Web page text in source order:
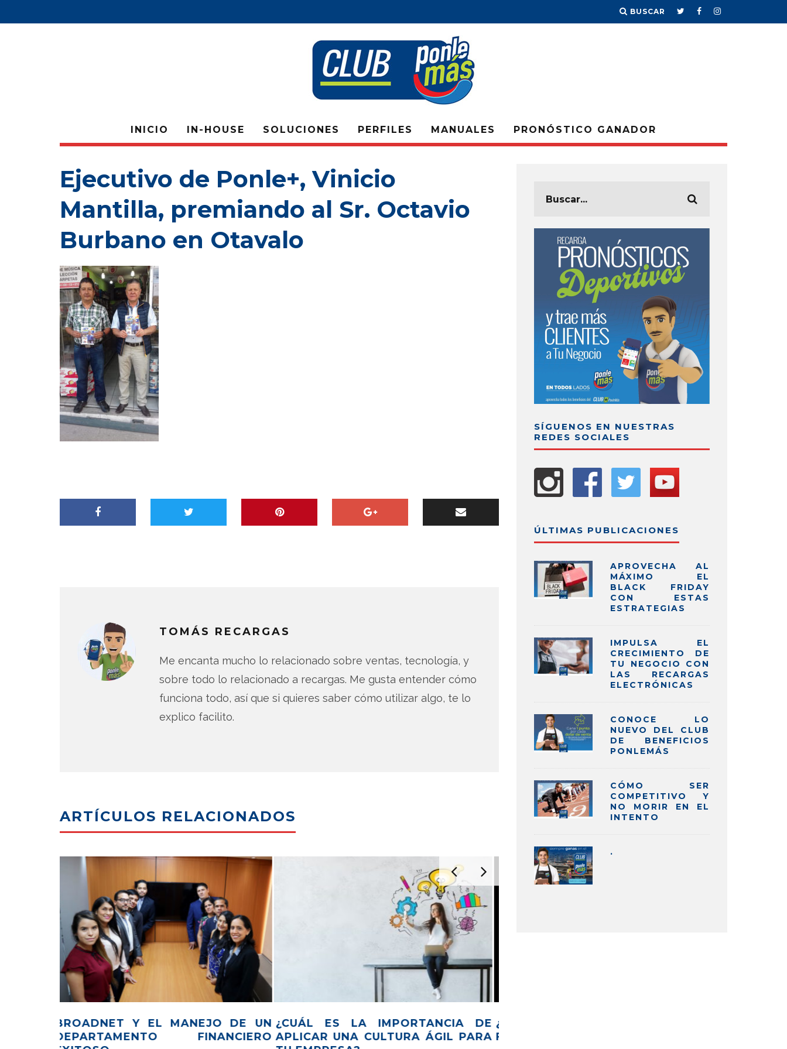
BUSCAR
INICIO IN-HOUSE SOLUCIONES PERFILES MANUALES PRONÓSTICO GANADOR
Ejecutivo de Ponle+, Vinicio
Mantilla, premiando al Sr. Octavio
Burbano en Otavalo
TOMÁS RECARGAS
Me encanta mucho lo relacionado sobre ventas, tecnología, y
sobre todo lo relacionado a recargas. Me gusta entender cómo
funciona todo, así que si quieres saber cómo utilizar algo, te lo
explico facilito.
ARTÍCULOS RELACIONADOS
¿CÓMO REVISAR LOS ANUNCIOS DE
FACEBOOK DE UN COMPETIDOR?
PODRÁS VER LA NOCHE AMARILLA
2021 GRACIAS A «PALCO
SÍGUENOS EN NUESTRAS
REDES SOCIALES
ÚLTIMAS PUBLICACIONES
APROVECHA AL
MÁXIMO EL
BLACK FRIDAY
CON ESTAS
ESTRATEGIAS
IMPULSA EL
CRECIMIENTO DE
TU NEGOCIO CON
LAS RECARGAS
ELECTRÓNICAS
CONOCE LO
NUEVO DEL CLUB
DE BENEFICIOS
PONLEMÁS
CÓMO SER
COMPETITIVO Y
NO MORIR EN EL
INTENTO
.